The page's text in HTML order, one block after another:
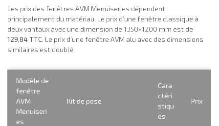
Les prix des fenêtres AVM Menuiseries dépendent
principalement du matériau. Le prix d’une fenêtre classique à
deux vantaux avec une dimension de 1350×1200 mm est de
129,84 TTC. Le prix d’une fenêtre AVM alu avec des dimensions
similaires est doublé.
Modèle de
fenêtre
AVM
Menuiseri
es
Kit de pose
Cara
ctéri
stiqu
es
Prix